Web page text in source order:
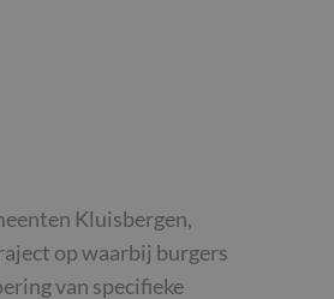
Kluisbergen,
op waarbij burgers
van specifieke